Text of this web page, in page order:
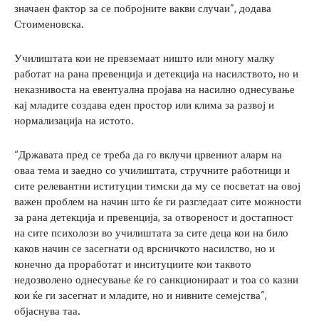
значаен фактор за се побројните вакви случаи”, додава
Стоименовска.
Училиштата кои не превземаат ништо или многу малку
работат на рана превенција и детекција на насилството, но и
неказнивоста на евентуална пројава на насилно однесување
кај младите создава еден простор или клима за развој и
нормализација на истото.
“Државата пред се треба да го вклучи црвениот аларм на
оваа тема и заедно со училиштата, стручните работници и
сите релевантни иституции тимски да му се посветат на овој
важен проблем на начин што ќе ги разгледаат сите можности
за рана детекција и превенција, за отвореност и достапност
на сите психолози во училиштата за сите деца кои на било
каков начин се засегнати од врсничкото насилство, но и
конечно да проработат и инситуциите кои таквото
недозволено однесување ќе го санкционираат и тоа со казни
кои ќе ги засегнат и младите, но и нивните семејства”,
објаснува таа.